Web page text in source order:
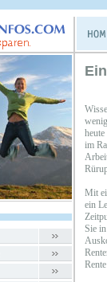
im
Mit
ein
Sie